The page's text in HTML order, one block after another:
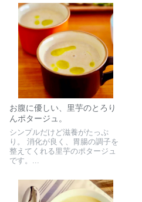
お腹に優しい、里芋のとろり
んポタージュ。
シンプルだけど滋養がたっぷ
り。 消化が良く、胃腸の調子を
整えてくれる里芋のポタージュ
です。...